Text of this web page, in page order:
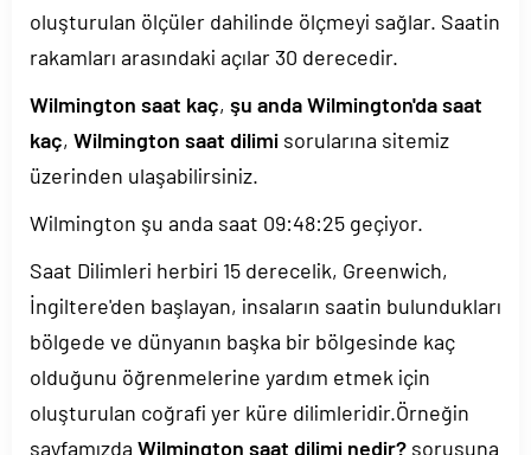
oluşturulan ölçüler dahilinde ölçmeyi sağlar. Saatin
rakamları arasındaki açılar 30 derecedir.
Wilmington saat kaç, şu anda Wilmington'da saat
kaç, Wilmington saat dilimi sorularına sitemiz
üzerinden ulaşabilirsiniz.
Wilmington şu anda saat 09:48:26 geçiyor.
Saat Dilimleri herbiri 15 derecelik, Greenwich,
İngiltere'den başlayan, insaların saatin bulundukları
bölgede ve dünyanın başka bir bölgesinde kaç
olduğunu öğrenmelerine yardım etmek için
oluşturulan coğrafi yer küre dilimleridir.Örneğin
sayfamızda Wilmington saat dilimi nedir? sorusuna